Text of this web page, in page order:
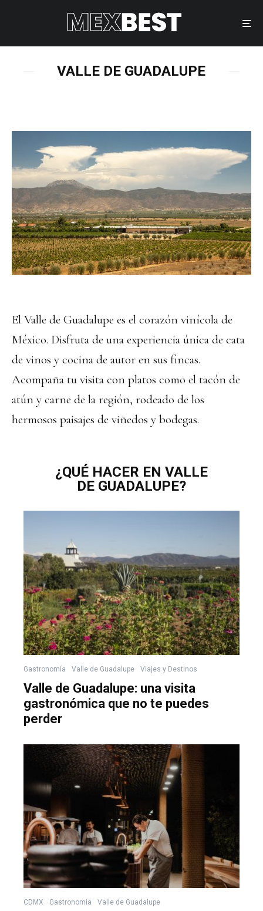
VALLE DE GUADALUPE
El Valle de Guadalupe es el corazón vinícola de
México. Disfruta de una experiencia única de cata
de vinos y cocina de autor en sus fincas.
Acompaña tu visita con platos como el tacón de
atún y carne de la región, rodeado de los
hermosos paisajes de viñedos y bodegas.
¿QUÉ HACER EN VALLE
DE GUADALUPE?
Gastronomía Valle de Guadalupe Viajes y Destinos
Valle de Guadalupe: una visita
gastronómica que no te puedes
perder
CDMX Gastronomía Valle de Guadalupe